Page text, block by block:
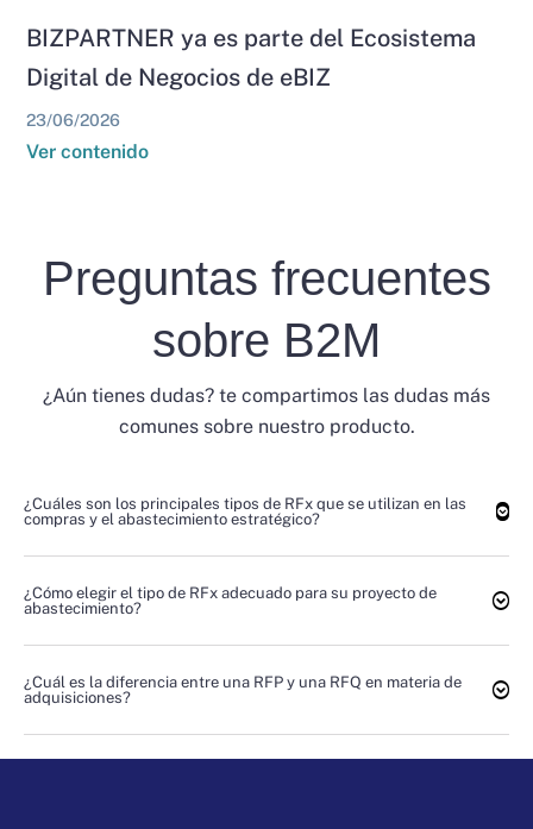
BIZPARTNER ya es parte del Ecosistema
Digital de Negocios de eBIZ
23/06/2026
Ver contenido
Preguntas frecuentes
sobre B2M
¿Aún tienes dudas? te compartimos las dudas más
comunes sobre nuestro producto.
¿Cuáles son los principales tipos de RFx que se utilizan en las
compras y el abastecimiento estratégico?
¿Cómo elegir el tipo de RFx adecuado para su proyecto de
abastecimiento?
¿Cuál es la diferencia entre una RFP y una RFQ en materia de
adquisiciones?